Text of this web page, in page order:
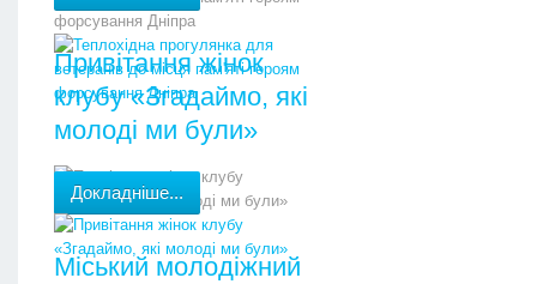
Привітання жінок
клубу «Згадаймо, які
молоді ми були»
Докладніше...
Міський молодіжний